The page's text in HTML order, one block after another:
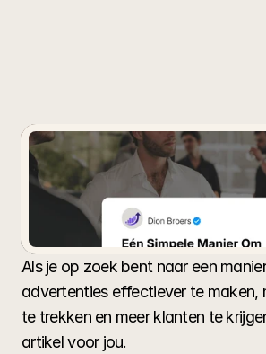
Maken
Als je op zoek bent naar een
advertenties effectiever te
te trekken en meer klanten te
artikel voor jou.
Als je op zoek bent naar een
advertenties effectiever te maken,
te trekken en meer klanten te
artikel voor jou.